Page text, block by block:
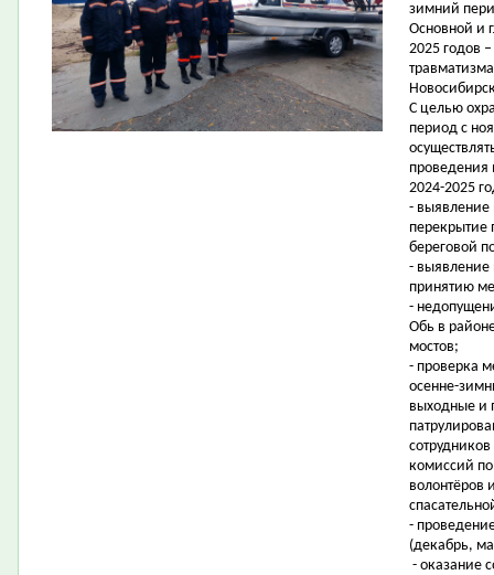
зимний
Основной и
2025 годов
С целью
период с
проведения
2024-2025
- выявление
перекрытие
береговой
- выявление
принятию
-
Обь в
мостов;
- проверка
осенне-
выходные и
комиссий
волонтёров
-
(декабрь,
- оказание